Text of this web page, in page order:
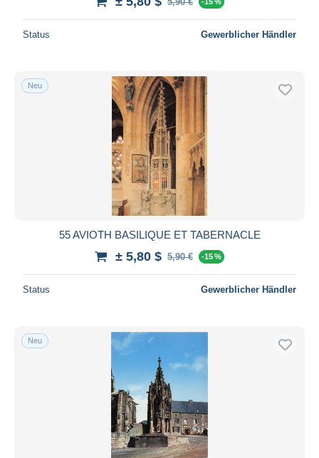
Status Gewerblicher Händler
Neu
55 AVIOTH BASILIQUE ET TABERNACLE
± 5,80 $ 5,90 € -15 %
Status Gewerblicher Händler
Neu